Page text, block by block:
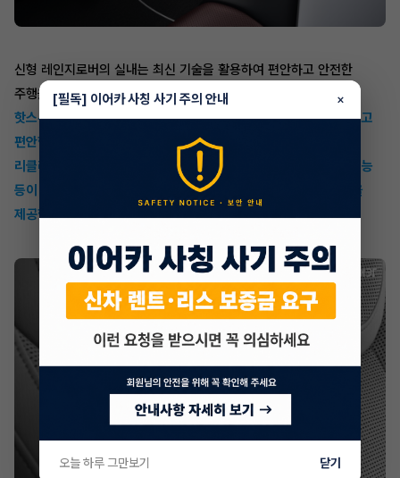
신형 레인지로버의 실내는 최신 기술을 활용하여 편안하고 안전한
주행을 위한 다양한 기능을 갖추고 있습니다.
앞좌석과 뒷좌석에는
핫스톤 마사지 기능이 적용되어 장시간 운전 시에도 피로를 최소화하고
편안함을 제공합니다. 뒷좌석의 이그제큐티브 클래스 시트에는
리클라이닝 기능과 함께 8인치 뒷좌석 터치스크린 컨트롤러, 히팅 기능
등이 포함된 발 받침대와 다리 받침대 등이 장착되어 탁월한 편의성을
제공합니다.
[필독] 이어카 사칭 사기 주의 안내 ×
오늘 하루 그만보기 닫기